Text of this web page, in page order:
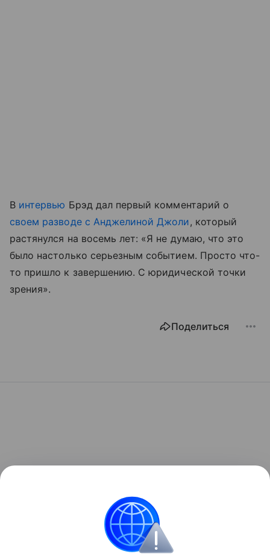
В интервью Брэд дал первый комментарий о
своем разводе с Анджелиной Джоли, который
растянулся на восемь лет: «Я не думаю, что это
было настолько серьезным событием. Просто что-
то пришло к завершению. С юридической точки
зрения».
Поделиться